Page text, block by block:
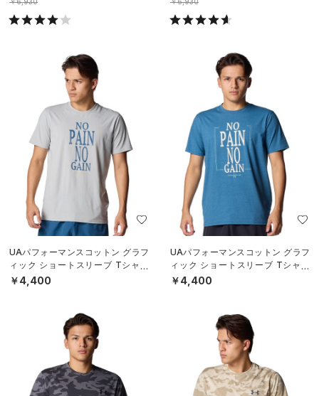
UAパフォーマンスコットン グラフ
ィック ショートスリーブ Tシャツ
（ライフスタイル/MEN）
￥4,400
UAパフォーマンスコットン グラフ
ィック ショートスリーブ Tシャツ
（ライフスタイル/MEN）
￥4,400